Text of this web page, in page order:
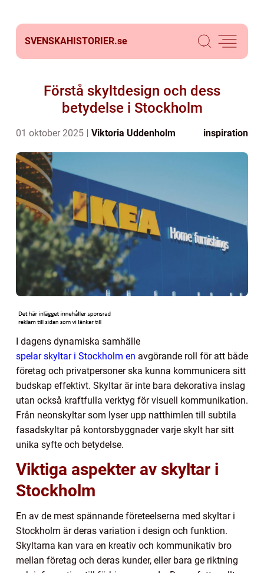
SVENSKAHISTORIER.se
Förstå skyltdesign och dess
betydelse i Stockholm
01 oktober 2025 Viktoria Uddenholm inspiration
I dagens dynamiska samhälle
spelar skyltar i Stockholm en avgörande roll för att både
företag och privatpersoner ska kunna kommunicera sitt
budskap effektivt. Skyltar är inte bara dekorativa inslag
utan också kraftfulla verktyg för visuell kommunikation.
Från neonskyltar som lyser upp natthimlen till subtila
fasadskyltar på kontorsbyggnader varje skylt har sitt
unika syfte och betydelse.
Viktiga aspekter av skyltar i
Stockholm
En av de mest spännande företeelserna med skyltar i
Stockholm är deras variation i design och funktion.
Skyltarna kan vara en kreativ och kommunikativ bro
mellan företag och deras kunder, eller bara ge riktning